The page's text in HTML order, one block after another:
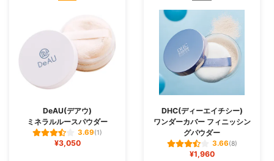
DeAU(デアウ)
ミネラルルースパウダー
3.69(1)
¥3,050
DHC(ディーエイチシー)
ワンダーカバー フィニッシン
グパウダー
3.66(8)
¥1,960